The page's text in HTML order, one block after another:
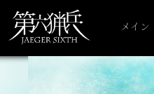
メイン